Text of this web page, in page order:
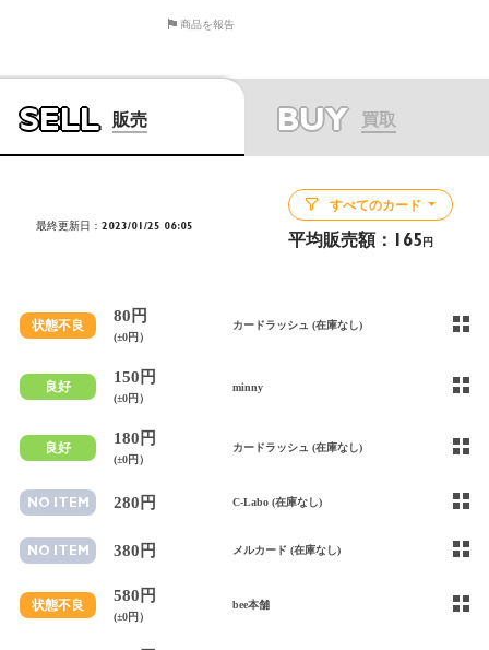
商品を報告
SELL 販売 BUY 買取
最終更新日：2023/01/25 06:05
すべてのカード
平均販売額： 165 円
状態不良
80円
(±0円）
カードラッシュ (在庫なし)
良好
150円
(±0円）
minny
良好
180円
(±0円）
カードラッシュ (在庫なし)
NO ITEM 280円 C-Labo (在庫なし)
NO ITEM 380円 メルカード (在庫なし)
状態不良
580円
(±0円）
bee本舗